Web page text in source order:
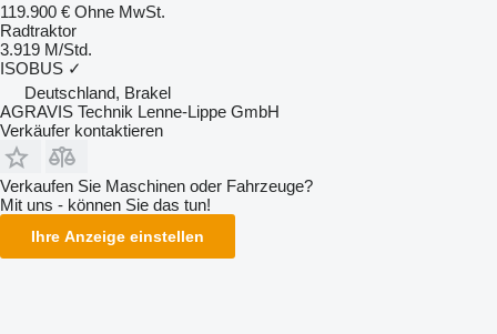
119.900 € Ohne MwSt.
Radtraktor
3.919 M/Std.
ISOBUS ✓
Deutschland, Brakel
AGRAVIS Technik Lenne-Lippe GmbH
Verkäufer kontaktieren
Verkaufen Sie Maschinen oder Fahrzeuge?
Mit uns - können Sie das tun!
Ihre Anzeige einstellen